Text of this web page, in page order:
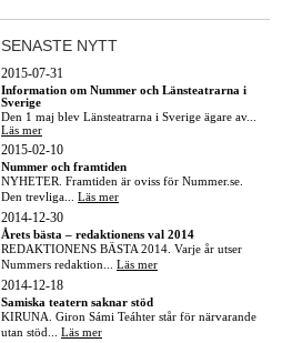
SENASTE NYTT
2015-07-31
Information om Nummer och Länsteatrarna i
Sverige
Den 1 maj blev Länsteatrarna i Sverige ägare av...
Läs mer
2015-02-10
Nummer och framtiden
NYHETER. Framtiden är oviss för Nummer.se.
Den trevliga... Läs mer
2014-12-30
Årets bästa – redaktionens val 2014
REDAKTIONENS BÄSTA 2014. Varje år utser
Nummers redaktion... Läs mer
2014-12-18
Samiska teatern saknar stöd
KIRUNA. Giron Sámi Teáhter står för närvarande
utan stöd... Läs mer